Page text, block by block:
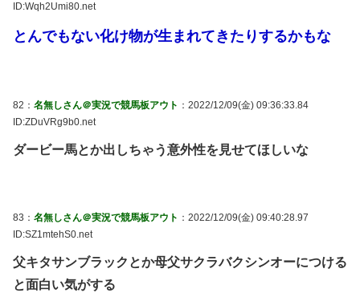
ID:Wqh2Umi80.net
とんでもない化け物が生まれてきたりするかもな
82： 名無しさん＠実況で競馬板アウト ：2022/12/09(金) 09:36:33.84
ID:ZDuVRg9b0.net
ダービー馬とか出しちゃう意外性を見せてほしいな
83： 名無しさん＠実況で競馬板アウト ：2022/12/09(金) 09:40:28.97
ID:SZ1mtehS0.net
父キタサンブラックとか母父サクラバクシンオーにつける
と面白い気がする